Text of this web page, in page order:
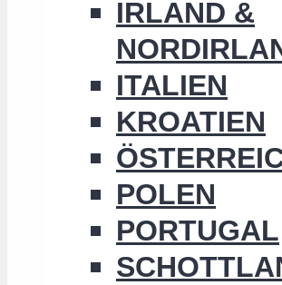
IRLAND &
ITALIEN
KROATIEN
POLEN
PORTUGAL